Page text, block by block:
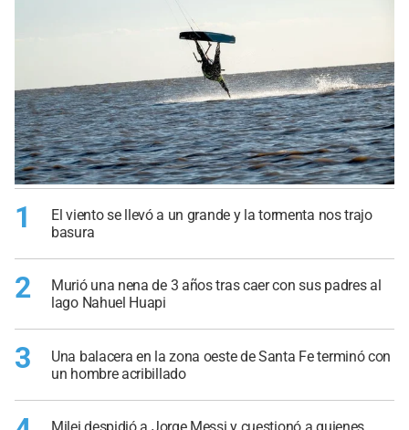
1
El viento se llevó a un grande y la tormenta nos trajo
basura
2
Murió una nena de 3 años tras caer con sus padres al
lago Nahuel Huapi
3
Una balacera en la zona oeste de Santa Fe terminó con
un hombre acribillado